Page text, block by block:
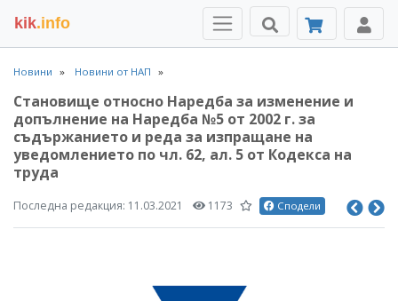
kik.info
Новини Новини от НАП
Становище относно Наредба за изменение и
допълнение на Наредба №5 от 2002 г. за
съдържанието и реда за изпращане на
уведомлението по чл. 62, ал. 5 от Кодекса на
труда
Последна редакция: 11.03.2021 1173 Сподели